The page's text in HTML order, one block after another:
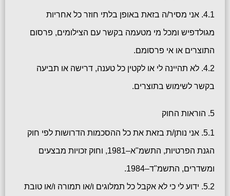
4.1. אני מסיר/ה בזאת באופן בלתי חוזר כל אחריות
מגולדפיש ומכל מי מטעמה בקשר עם הצילומים, פרסום
התוצרים או אי פרסומם.
4.2. לא תהיינה לי או לקטין כל טענה, דרישה או תביעה
בקשר לשימוש בתוצרים.
5. הוראות החוק
5.1. אני נותן/ת בזאת את כל ההסכמות הדרושות לפי חוק
הגנת הפרטיות, התשמ"א–1981, וחוק זכויות מבצעים
ומשדרים, התשמ"ד–1984.
5.2. ידוע לי כי לא אקבל כל תמלוגים ו/או תמורה ו/או טובת